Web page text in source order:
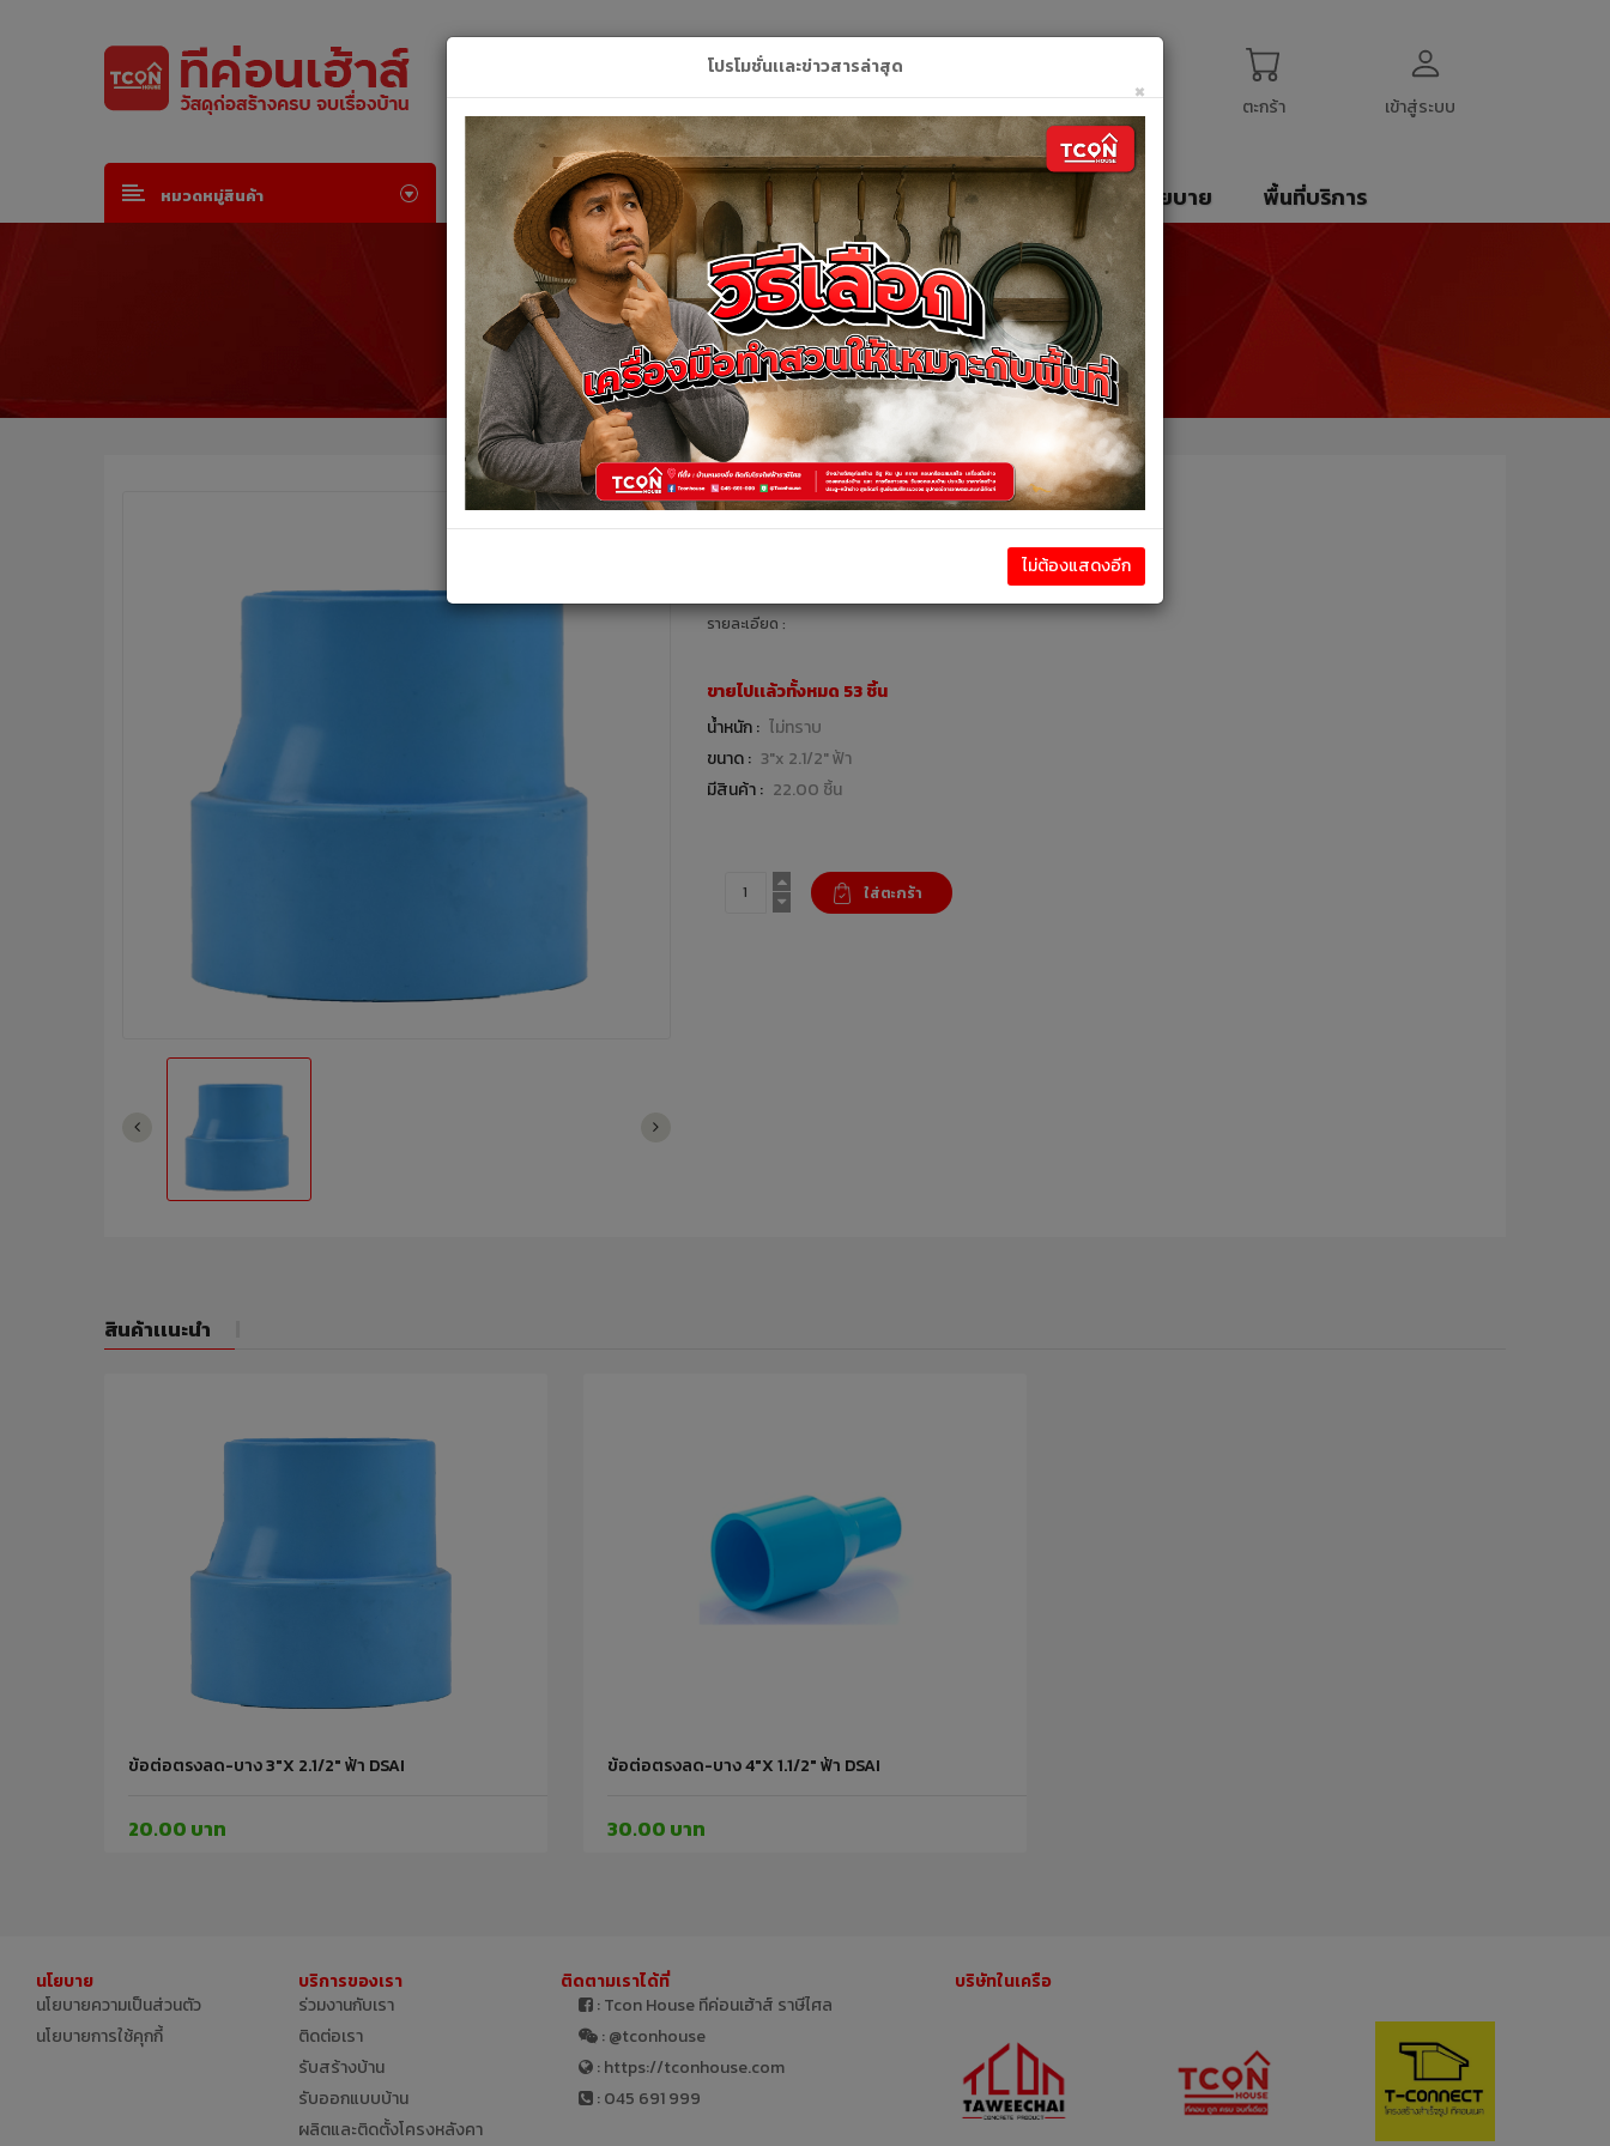
เข้าสู่ระบบ
ตะกร้า
หมวดหมู่สินค้า หน้าหลัก สินค้า คูปอง บริการของเรา ติดต่อเรา นโยบาย พื้นที่บริการ
รายละเอียดสินค้า
รายละเอียดสินค้า
ข้อต่อตรงลด-บาง 3"x 2.1/2" ฟ้า DSAI
รายละเอียด :
ขายไปเเล้วทั้งหมด 53 ชิ้น
น้ำหนัก : ไม่ทราบ
ขนาด : 3"x 2.1/2" ฟ้า
มีสินค้า : 22.00 ชิ้น
สินค้าเเนะนำ
ข้อต่อตรงลด-บาง 3"x 2.1/2" ฟ้า DSAI
20.00 บาท
ข้อต่อตรงลด-บาง 4"x 1.1/2" ฟ้า DSAI
30.00 บาท
นโยบาย
นโยบายความเป็นส่วนตัว
นโยบายการใช้คุกกี้
บริการของเรา
ร่วมงานกับเรา
ติดต่อเรา
รับสร้างบ้าน
รับออกแบบบ้าน
ผลิตและติดตั้งโครงหลังคา
ติดตามเราได้ที่
: Tcon House ทีค่อนเฮ้าส์ ราษีไศล
: @tconhouse
: https://tconhouse.com
: 045 691 999
บริษัทในเครือ
โปรโมชั่นเเละข่าวสารล่าสุด
×
ไม่ต้องแสดงอีก